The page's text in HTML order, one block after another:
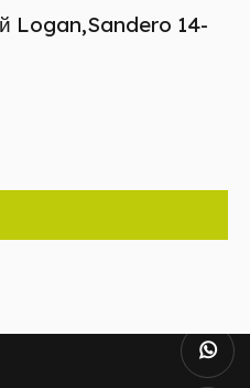
Logan,Sandero 14-